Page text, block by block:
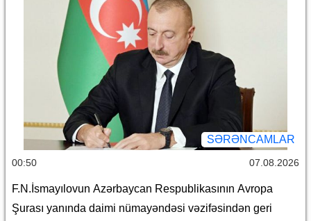
SƏRƏNCAMLAR
00:50 07.08.2026
F.N.İsmayılovun Azərbaycan Respublikasının Avropa
Şurası yanında daimi nümayəndəsi vəzifəsindən geri